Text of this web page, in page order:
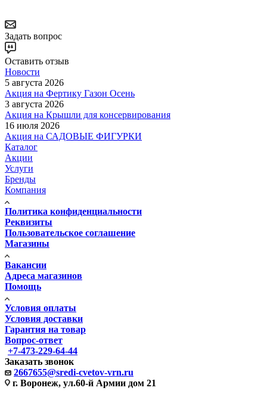
Задать вопрос
Оставить отзыв
Новости
5 августа 2026
Акция на Фертику Газон Осень
3 августа 2026
Акция на Крышли для консервирования
16 июля 2026
Акция на САДОВЫЕ ФИГУРКИ
Каталог
Акции
Услуги
Бренды
Компания
Политика конфиденциальности
Реквизиты
Пользовательское соглашение
Магазины
Вакансии
Адреса магазинов
Помощь
Условия оплаты
Условия доставки
Гарантия на товар
Вопрос-ответ
+7-473-229-64-44
Заказать звонок
2667655@sredi-cvetov-vrn.ru
г. Воронеж, ул.60-й Армии дом 21